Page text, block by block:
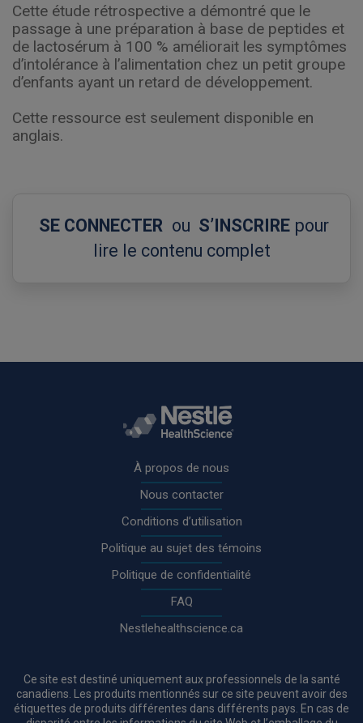
Cette étude rétrospective a démontré que le
passage à une préparation à base de peptides et
de lactosérum à 100 % améliorait les symptômes
d’intolérance à l’alimentation chez un petit groupe
d’enfants ayant un retard de développement.
Cette ressource est seulement disponible en
anglais.
SE CONNECTER ou S’INSCRIRE pour
lire le contenu complet
À propos de nous
Nous contacter
Conditions d’utilisation
Politique au sujet des témoins
Politique de confidentialité
FAQ
Nestlehealthscience.ca
Ce site est destiné uniquement aux professionnels de la santé
canadiens. Les produits mentionnés sur ce site peuvent avoir des
étiquettes de produits différentes dans différents pays. En cas de